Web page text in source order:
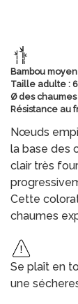
Bambou moyen
Taille adulte :
Ø des chaumes
Résistance au
​Nœuds
la base des
clair très
Cette
chaumes
Se plaît en
une